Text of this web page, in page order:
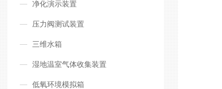
净化演示装置
压力阀测试装置
三维水箱
湿地温室气体收集装置
低氧环境模拟箱